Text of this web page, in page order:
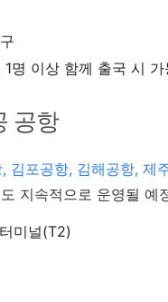
명 이상 함께 출국 시 가
공항
김포공항, 김해공항, 제
지속적으로 운영될 예
미널(T2)